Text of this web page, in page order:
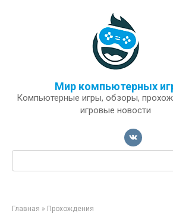
Мир компьютерных
Компьютерные игры, обзоры,
игровые новости
Поиск:
Главная » Прохождения